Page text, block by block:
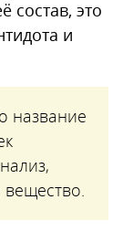
состав, это
и
название